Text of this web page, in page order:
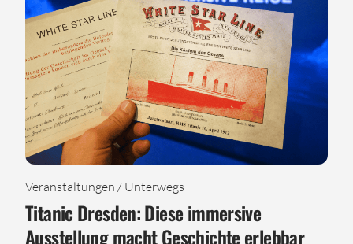
Veranstaltungen / Unterwegs
Titanic Dresden: Diese immersive
Ausstellung macht Geschichte erlebbar